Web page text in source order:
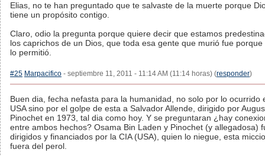
Elias, no te han preguntado que te salvaste de la muerte porque
tiene un propósito contigo.
Claro, odio la pregunta porque quiere decir que estamos
los caprichos de un Dios, que toda esa gente que murió fue porque
lo permitió.
#25 Marpacifico - septiembre 11, 2011 - 11:14 AM (11:14 horas) (responder)
Buen dia, fecha nefasta para la humanidad, no solo por lo ocurrido
USA sino por el golpe de esta a Salvador Allende, dirigido por
Pinochet en 1973, tal dia como hoy. Y se preguntaran ¿hay
entre ambos hechos? Osama Bin Laden y Pinochet (y allegadosa)
dirigidos y financiados por la CIA (USA), quien lo niegue, esta
fuera del perol.